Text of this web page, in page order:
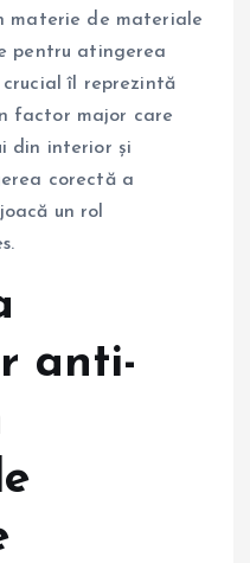
materie de materiale
pentru atingerea
îl reprezintă
factor major care
din interior și
corectă a
joacă un rol
anti-